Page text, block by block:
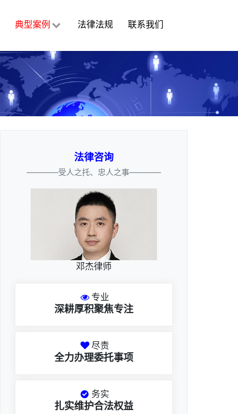
典型案例 法律法规 联系我们
法律咨询
————受人之托、忠人之事————
邓杰律师
专业
深耕厚积聚焦专注
尽责
全力办理委托事项
务实
扎实维护合法权益